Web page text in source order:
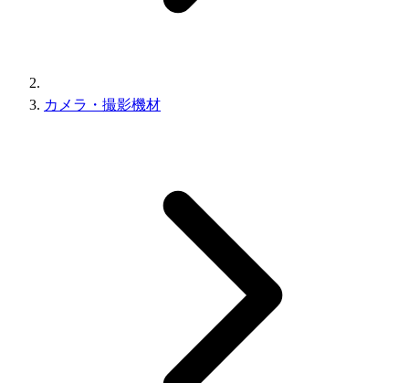
カメラ・撮影機材